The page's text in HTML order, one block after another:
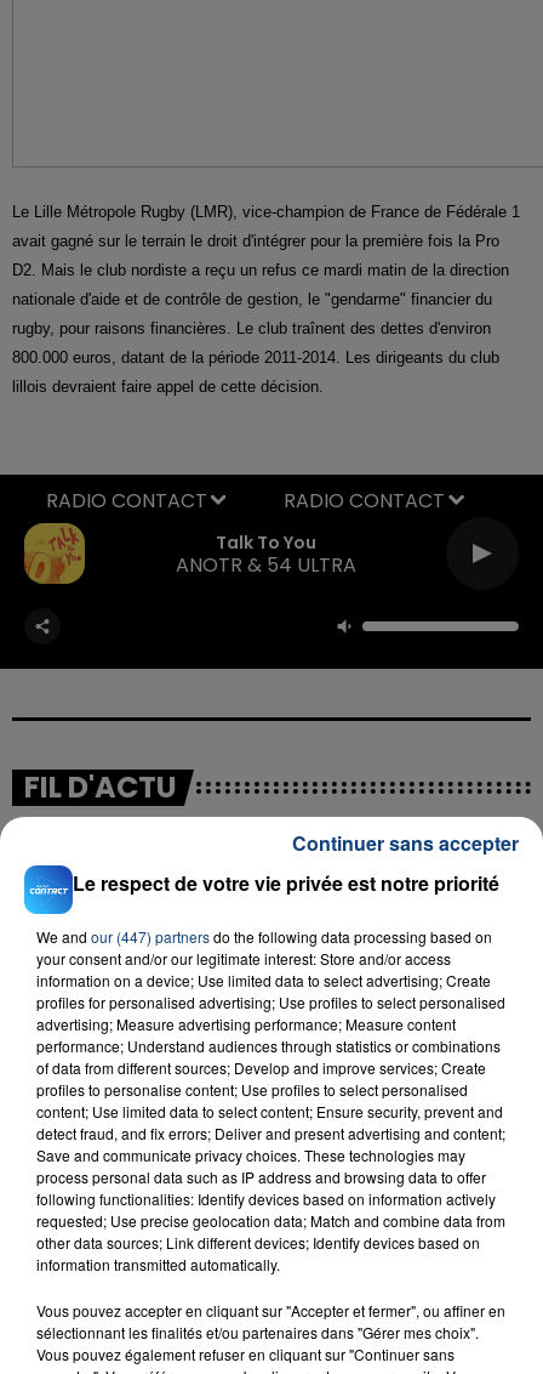
Le Lille Métropole Rugby (LMR), vice-champion de France de Fédérale 1
avait gagné sur le terrain le droit d'intégrer pour la première fois la Pro
D2. Mais le club nordiste a reçu un refus ce mardi matin de la direction
nationale d'aide et de contrôle de gestion, le "gendarme" financier du
rugby, pour raisons financières. Le club traînent des dettes d'environ
800.000 euros, datant de la période 2011-2014. Les dirigeants du club
lillois devraient faire appel de cette décision.
Talk To You
ANOTR & 54 ULTRA
RADIO CONTACT
FIL D'ACTU
23 juillet 2026
INCENDIE MORTEL À LENS : UNE FEMME ET
SON BÉBÉ ENTRE LA VIE ET LA...
Un homme s'est immolé par le feu après avoir
aspergé sa compagne et leur bébé de trois mois
d'un liquide inflammable.
20 juillet 2026
UNE ADOLESCENTE DEVANT SE FAIRE
Le respect de votre vie privée est notre priorité
We and our (447) partnersdo the following data processing based on
your consent and/or our legitimate interest: Store and/or access
information on a device; Use limited data to select advertising; Create
profiles for personalised advertising; Use profiles to select personalised
advertising; Measure advertising performance; Measure content
performance; Understand audiences through statistics or combinations
of data from different sources; Develop and improve services; Create
profiles to personalise content; Use profiles to select personalised
content; Use limited data to select content; Ensure security, prevent and
detect fraud, and fix errors; Deliver and present advertising and content;
Save and communicate privacy choices. These technologies may
process personal data such as IP address and browsing data to offer
following functionalities: Identify devices based on information actively
requested; Use precise geolocation data; Match and combine data from
other data sources; Link different devices; Identify devices based on
information transmitted automatically.
Vous pouvez accepter en cliquant sur "Accepter et fermer", ou affiner en
sélectionnant les finalités et/ou partenaires dans "Gérer mes choix".
Vous pouvez également refuser en cliquant sur "Continuer sans
Continuer sans accepter